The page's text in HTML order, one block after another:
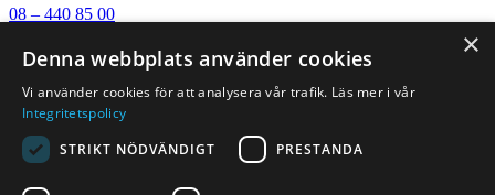
08 – 440 85 00
E-post:
info@ptk.se
Om PTK
Nyhetsbrev
×
Denna webbplats använder cookies
Vi använder cookies för att analysera vår trafik. Läs mer i vår
Integritetspolicy
STRIKT NÖDVÄNDIGT
PRESTANDA